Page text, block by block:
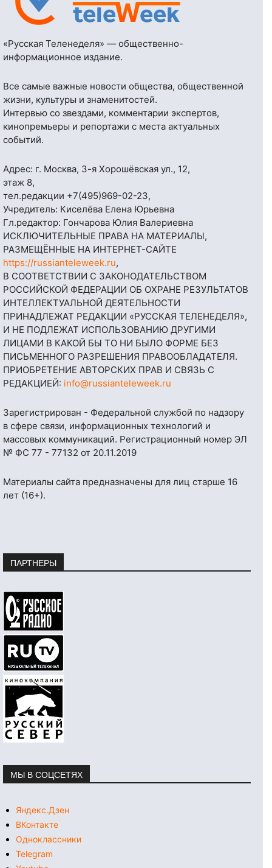
«Русская Теленеделя» — общественно-
информационное издание.
Все самые важные новости общества, общественной
жизни, культуры и знаменитостей.
Интервью со звездами, комментарии экспертов,
кинопремьеры и репортажи с места актуальных
событий.
Адрес: г. Москва, 3-я Хорошёвская ул., 12,
этаж 8,
тел.редакции +7(495)969-02-23,
Учредитель: Киселёва Елена Юрьевна
Гл.редактор: Гончарова Юлия Валериевна
ИСКЛЮЧИТЕЛЬНЫЕ ПРАВА НА МАТЕРИАЛЫ,
РАЗМЕЩЁННЫЕ НА ИНТЕРНЕТ-САЙТЕ
https://russianteleweek.ru,
В СООТВЕТСТВИИ С ЗАКОНОДАТЕЛЬСТВОМ
РОССИЙСКОЙ ФЕДЕРАЦИИ ОБ ОХРАНЕ РЕЗУЛЬТАТОВ
ИНТЕЛЛЕКТУАЛЬНОЙ ДЕЯТЕЛЬНОСТИ
ПРИНАДЛЕЖАТ РЕДАКЦИИ «РУССКАЯ ТЕЛЕНЕДЕЛЯ»,
И НЕ ПОДЛЕЖАТ ИСПОЛЬЗОВАНИЮ ДРУГИМИ
ЛИЦАМИ В КАКОЙ БЫ ТО НИ БЫЛО ФОРМЕ БЕЗ
ПИСЬМЕННОГО РАЗРЕШЕНИЯ ПРАВООБЛАДАТЕЛЯ.
ПРИОБРЕТЕНИЕ АВТОРСКИХ ПРАВ И СВЯЗЬ С
РЕДАКЦИЕЙ: info@russianteleweek.ru
Зарегистрирован - Федеральной службой по надзору
в сфере связи, информационных технологий и
массовых коммуникаций. Регистрационный номер ЭЛ
№ ФС 77 - 77132 от 20.11.2019
Материалы сайта предназначены для лиц старше 16
лет (16+).
ПАРТНЕРЫ
МЫ В СОЦСЕТЯХ
Яндекс.Дзен
ВКонтакте
Одноклассники
Telegram